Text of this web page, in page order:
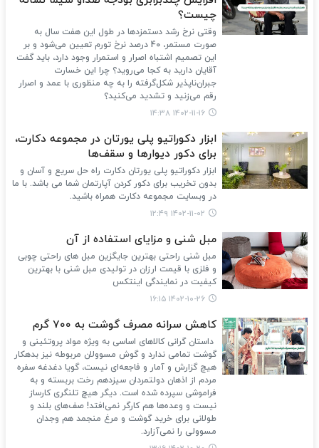
چیست؟
وقتی نرخ رشد دستمزدها در طول این هفت سال به
صورت مستمر، 40 درصد نرخ تورم تعیین می‌شود و بر
این تصمیم اشتباه اصرار و استمرار وجود دارد، باید گفت
آقایان دارید به کجا می‌روید؟ چرا این خسارت
جبران‌ناپذیر شکل‌گرفته را به چه منظوری با عمد و اصرار
رقم می‌زنید و تشدید می‌کنید؟
۱۴۰۲-۱۱-۱۶ ۱۴:۳۸
ابزار دکوراتیو پلی یورتان در مجموعه دکارت،
برای دکور دیوارها و سقف‌ها
ابزار دکوراتیو پلی یورتان دکارت راه حل سریع و آسان و
بدون تخریب برای دکور کردن آپارتمان شما می باشد. با ما
در وبسایت مجموعه دکارت همراه باشید.
۱۴۰۲-۱۱-۰۲ ۱۲:۴۹
مبل شنی و مزایای استفاده از آن
مبل شنی راحتی بهترین جایگزین مبل های راحتی چوبی
و فلزی با قیمت ارزان در تولیدی مبل شنی با بهترین
کیفیت در نمایندگی اینتکس
۱۴۰۲-۱۰-۲۶ ۱۶:۱۵
کاهش سرانه مصرف گوشت به ۷۰۰ گرم
داستان گرانی کالاهای اساسی به ویژه مواد پروتئینی و
گوشت تمامی ندارد و گوش مسوولان مربوطه نیز بدهکار
هیچ گزارش و آمار و فاجعه‌ای نیست، گویا دغدغه سفره
مردم از اذهان دولتمردان سیزدهم رخت بربسته و به
فراموشی سپرده شده است. دیگر هیچ تلنگری کارساز
نیست و وعده‌ها هم کارگر نمی‌افتد! صف‌های بلند و
طولانی برای خرید گوشت و مرغ منجمد هم وجدان
مسوولی را نمی‌آزارد.